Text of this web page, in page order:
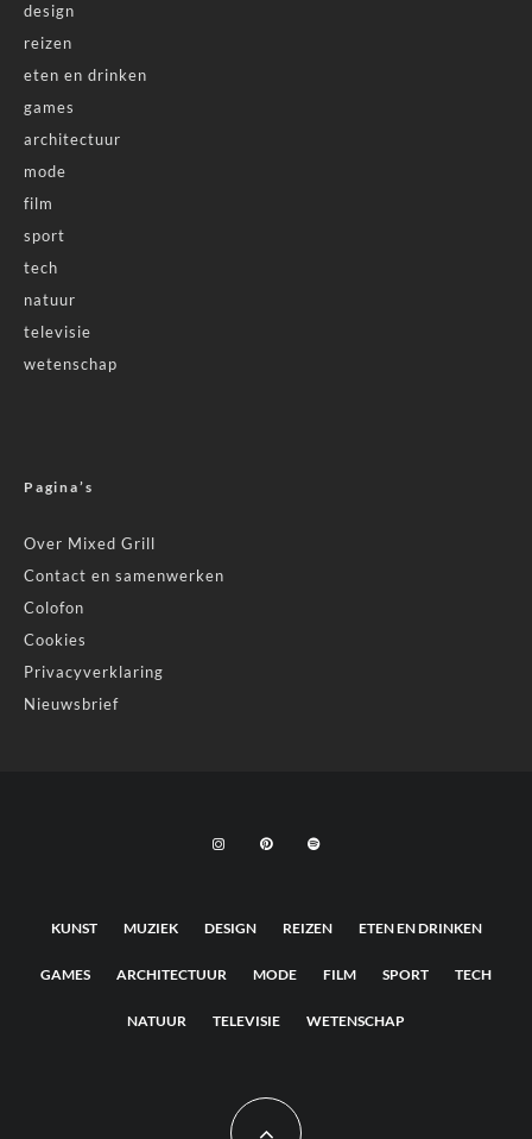
design
reizen
eten en drinken
games
architectuur
mode
film
sport
tech
natuur
televisie
wetenschap
Pagina’s
Over Mixed Grill
Contact en samenwerken
Colofon
Cookies
Privacyverklaring
Nieuwsbrief
KUNST MUZIEK DESIGN REIZEN ETEN EN DRINKEN
GAMES ARCHITECTUUR MODE FILM SPORT TECH
NATUUR TELEVISIE WETENSCHAP